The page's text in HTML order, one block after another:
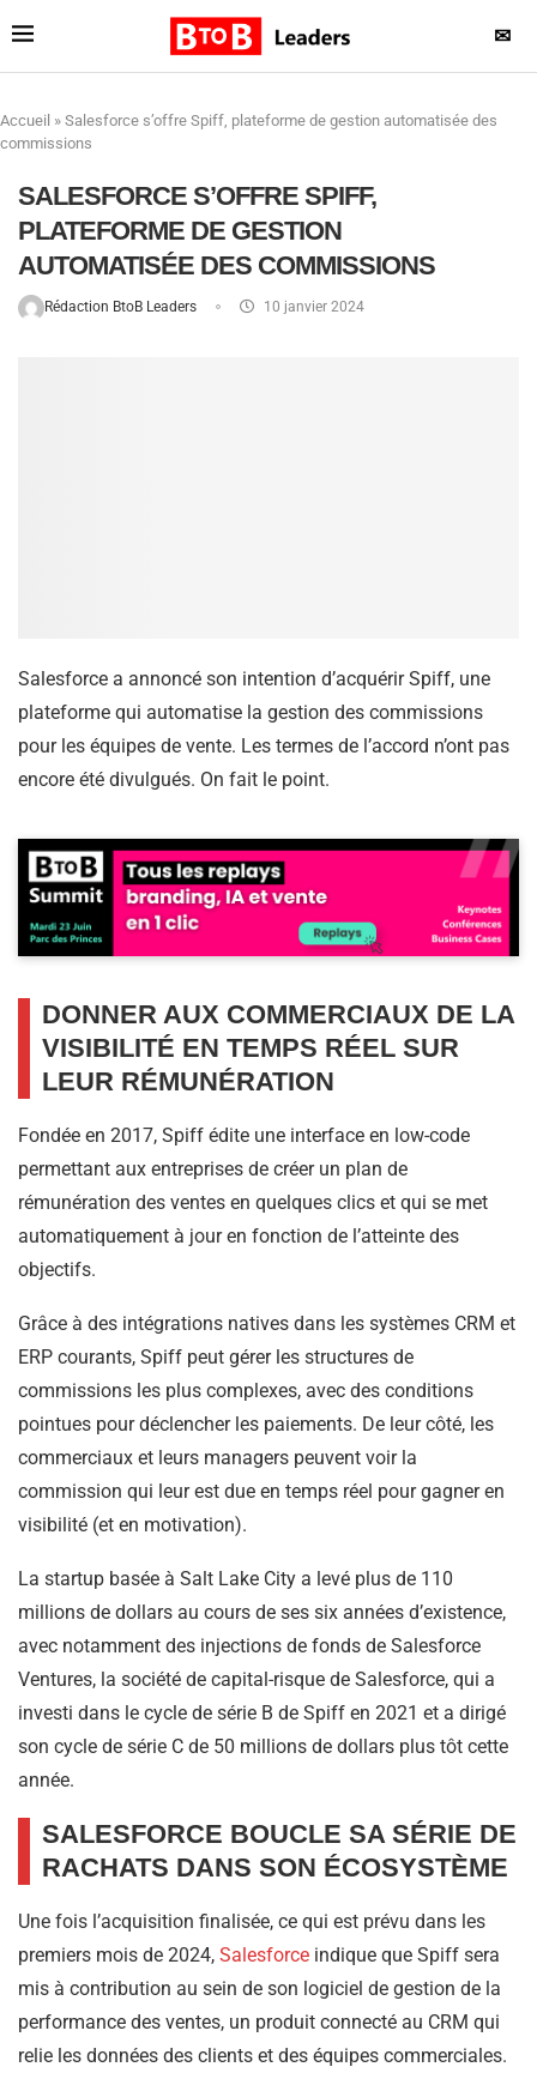
✉
Accueil » Salesforce s’offre Spiff, plateforme de gestion automatisée des
commissions
SALESFORCE S’OFFRE SPIFF,
PLATEFORME DE GESTION
AUTOMATISÉE DES COMMISSIONS
Rédaction BtoB Leaders 10 janvier 2024
Salesforce a annoncé son intention d’acquérir Spiff, une
plateforme qui automatise la gestion des commissions
pour les équipes de vente. Les termes de l’accord n’ont pas
encore été divulgués. On fait le point.
DONNER AUX COMMERCIAUX DE LA
VISIBILITÉ EN TEMPS RÉEL SUR
LEUR RÉMUNÉRATION
Fondée en 2017, Spiff édite une interface en low-code
permettant aux entreprises de créer un plan de
rémunération des ventes en quelques clics et qui se met
automatiquement à jour en fonction de l’atteinte des
objectifs.
Grâce à des intégrations natives dans les systèmes CRM et
ERP courants, Spiff peut gérer les structures de
commissions les plus complexes, avec des conditions
pointues pour déclencher les paiements. De leur côté, les
commerciaux et leurs managers peuvent voir la
commission qui leur est due en temps réel pour gagner en
visibilité (et en motivation).
La startup basée à Salt Lake City a levé plus de 110
millions de dollars au cours de ses six années d’existence,
avec notamment des injections de fonds de Salesforce
Ventures, la société de capital-risque de Salesforce, qui a
investi dans le cycle de série B de Spiff en 2021 et a dirigé
son cycle de série C de 50 millions de dollars plus tôt cette
année.
SALESFORCE BOUCLE SA SÉRIE DE
RACHATS DANS SON ÉCOSYSTÈME
Une fois l’acquisition finalisée, ce qui est prévu dans les
premiers mois de 2024, Salesforce indique que Spiff sera
mis à contribution au sein de son logiciel de gestion de la
performance des ventes, un produit connecté au CRM qui
relie les données des clients et des équipes commerciales.